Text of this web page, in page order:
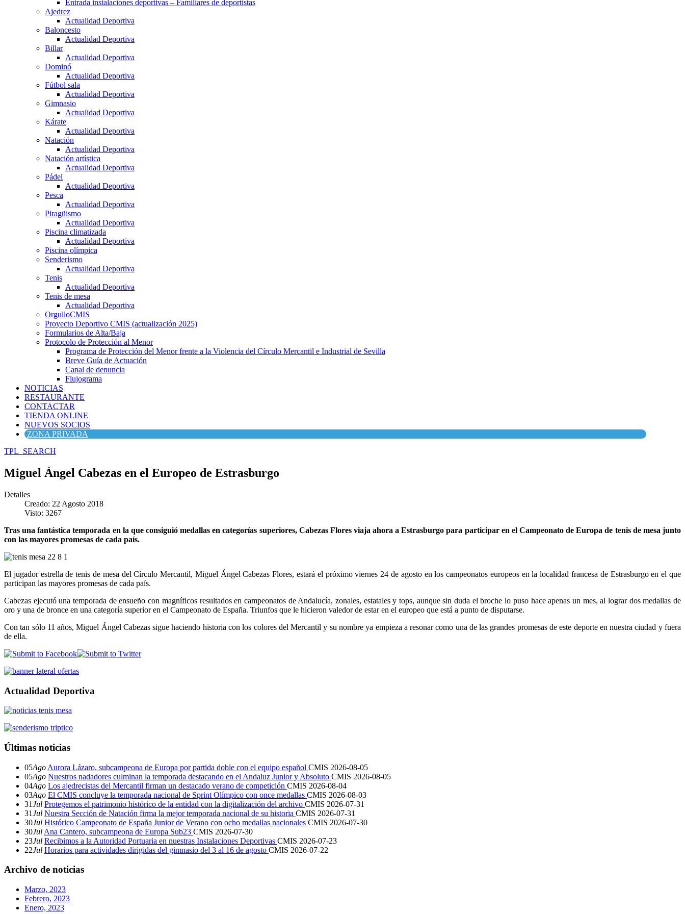
Entrada instalaciones deportivas – Familiares de deportistas
Ajedrez
Actualidad Deportiva
Baloncesto
Actualidad Deportiva
Billar
Actualidad Deportiva
Dominó
Actualidad Deportiva
Fútbol sala
Actualidad Deportiva
Gimnasio
Actualidad Deportiva
Kárate
Actualidad Deportiva
Natación
Actualidad Deportiva
Natación artística
Actualidad Deportiva
Pádel
Actualidad Deportiva
Pesca
Actualidad Deportiva
Piragüismo
Actualidad Deportiva
Piscina climatizada
Actualidad Deportiva
Piscina olímpica
Senderismo
Actualidad Deportiva
Tenis
Actualidad Deportiva
Tenis de mesa
Actualidad Deportiva
OrgulloCMIS
Proyecto Deportivo CMIS (actualización 2025)
Formularios de Alta/Baja
Protocolo de Protección al Menor
Programa de Protección del Menor frente a la Violencia del Círculo Mercantil e Industrial de Sevilla
Breve Guía de Actuación
Canal de denuncia
Flujograma
NOTICIAS
RESTAURANTE
CONTACTAR
TIENDA ONLINE
NUEVOS SOCIOS
ZONA PRIVADA
TPL_SEARCH
Miguel Ángel Cabezas en el Europeo de Estrasburgo
Detalles
Creado: 22 Agosto 2018
Visto: 3267
Tras una fantástica temporada en la que consiguió medallas en categorías superiores, Cabezas Flores viaja ahora a Estrasburgo para participar en el Campeonato de Europa de tenis de mesa junto
con las mayores promesas de cada país.
El jugador estrella de tenis de mesa del Círculo Mercantil, Miguel Ángel Cabezas Flores, estará el próximo viernes 24 de agosto en los campeonatos europeos en la localidad francesa de Estrasburgo en el que
participan las mayores promesas de cada país.
Cabezas ejecutó una temporada de ensueño con magníficos resultados en campeonatos de Andalucía, zonales, estatales y tops, aunque sin duda el broche lo puso hace apenas un mes, al lograr dos medallas de
oro y una de bronce en una categoría superior en el Campeonato de España. Triunfos que le hicieron valedor de estar en el europeo que está a punto de disputarse.
Con tan sólo 11 años, Miguel Ángel Cabezas sigue haciendo historia con los colores del Mercantil y su nombre ya empieza a resonar como una de las grandes promesas de este deporte en nuestra ciudad y fuera
de ella.
Actualidad Deportiva
Últimas noticias
05Ago Aurora Lázaro, subcampeona de Europa por partida doble con el equipo español CMIS 2026-08-05
05Ago Nuestros nadadores culminan la temporada destacando en el Andaluz Junior y Absoluto CMIS 2026-08-05
04Ago Los ajedrecistas del Mercantil firman un destacado verano de competición CMIS 2026-08-04
03Ago El CMIS concluye la temporada nacional de Sprint Olímpico con once medallas CMIS 2026-08-03
31Jul Protegemos el patrimonio histórico de la entidad con la digitalización del archivo CMIS 2026-07-31
31Jul Nuestra Sección de Natación firma la mejor temporada nacional de su historia CMIS 2026-07-31
30Jul Histórico Campeonato de España Junior de Verano con ocho medallas nacionales CMIS 2026-07-30
30Jul Ana Cantero, subcampeona de Europa Sub23 CMIS 2026-07-30
23Jul Recibimos a la Autoridad Portuaria en nuestras Instalaciones Deportivas CMIS 2026-07-23
22Jul Horarios para actividades dirigidas del gimnasio del 3 al 16 de agosto CMIS 2026-07-22
Archivo de noticias
Marzo, 2023
Febrero, 2023
Enero, 2023